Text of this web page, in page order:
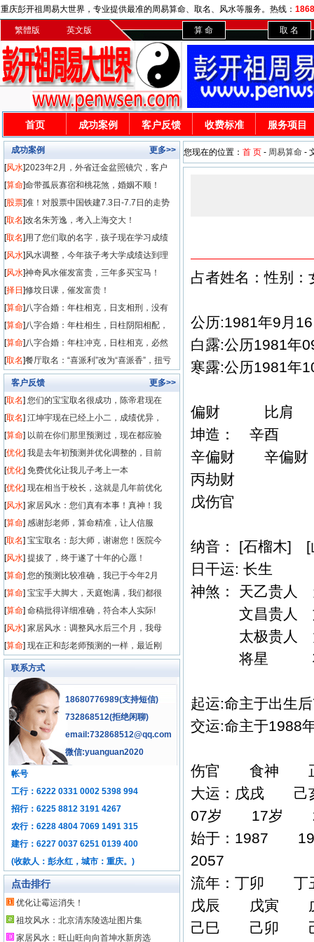
重庆彭开祖周易大世界，专业提供最准的周易算命、取名、风水等服务。热线：
繁體版 英文版 算 命 取 名
首页 成功案例 客户反馈 收费标准 服务项目
成功案例
更多>>
[风水]2023年2月，外省迁金盆照镜穴，客户
发财50
[算命]命带孤辰寡宿和桃花煞，婚姻不顺！
[股票]准！对股票中国铁建7.3日-7.7日的走势
预测
[取名]改名朱芳逸，考入上海交大！
[取名]用了您们取的名字，孩子现在学习成绩
很好！
[风水]风水调整，今年孩子考大学成绩达到理
想！
[风水]神奇风水催发富贵，三年多买宝马！
[择日 ]修坟日课，催发富贵！
[算命]八字合婚：年柱相克，日支相刑，没有
姻缘！
[算命]八字合婚：年柱相生，日柱阴阳相配，
顺利结婚，白
[算命]八字合婚：年柱冲克，日柱相克，必然
离异！
[取名]餐厅取名：“喜派利”改为“喜派香”，扭亏
为盈！
客户反馈
更多>>
[取名] 您们的宝宝取名很成功，陈帝君现在
[取名] 江坤宇现在已经上小二，成绩优异，
[算命] 以前在你们那里预测过，现在都应验
[优化] 我是去年初预测并优化调整的，目前
[优化] 免费优化让我儿子考上一本
[优化] 现在相当于校长，这就是几年前优化
[风水] 家居风水：您们真有本事！真神！我
[算命] 感谢彭老师，算命精准，让人信服
[取名] 宝宝取名：彭大师，谢谢您！医院今
[风水] 提拔了，终于遂了十年的心愿！
[算命] 您的预测比较准确，我已于今年2月
[算命] 宝宝手大脚大，天庭饱满，我们都很
[算命] 命稿批得详细准确，符合本人实际!
[风水] 家居风水：调整风水后三个月，我母
[算命] 现在正和彭老师预测的一样，最近刚
联系方式
18680776989(支持短信)
732868512(拒绝闲聊)
email:732868512@qq.com
微信:yuanguan2020
帐号
工行：6222 0331 0002 5398 994
招行：6225 8812 3191 4267
农行：6228 4804 7069 1491 315
建行：6227 0037 6251 0139 400
(收款人：彭永红，城市：重庆。)
点击排行
优化让霉运消失！
祖坟风水：北京清东陵选址图片集
家居风水：旺山旺向向首坤水新房选
您现在的位置： 首 页 - 周易算命 -
占者姓名：性别
公历:1981年9月
白露:公历1981年
寒露:公历1981年
偏财 比
坤造： 辛酉
辛偏财 辛偏
丙劫财
戊伤官
纳音： [石榴木]
日干运: 长
神煞： 天乙贵
文昌贵人 文
太极贵人 太
将星 将
起运:命主于出生
交运:命主于1988
伤官 食神
大运：戊戌
07岁 17岁
始于：
2057
流年：丁卯
戊辰 戊寅
己巳 己卯